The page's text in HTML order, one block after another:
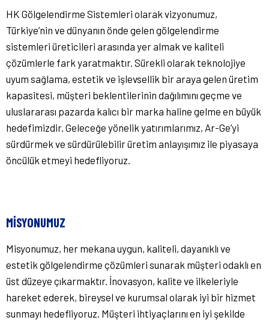
HK Gölgelendirme Sistemleri olarak vizyonumuz,
Türkiye’nin ve dünyanın önde gelen gölgelendirme
sistemleri üreticileri arasında yer almak ve kaliteli
çözümlerle fark yaratmaktır. Sürekli olarak teknolojiye
uyum sağlama, estetik ve işlevsellik bir araya gelen üretim
kapasitesi, müşteri beklentilerinin dağılımını geçme ve
uluslararası pazarda kalıcı bir marka haline gelme en büyük
hedefimizdir. Geleceğe yönelik yatırımlarımız, Ar-Ge’yi
sürdürmek ve sürdürülebilir üretim anlayışımız ile piyasaya
öncülük etmeyi hedefliyoruz.
MISYONUMUZ
Misyonumuz, her mekana uygun, kaliteli, dayanıklı ve
estetik gölgelendirme çözümleri sunarak müşteri odaklı en
üst düzeye çıkarmaktır. İnovasyon, kalite ve ilkeleriyle
hareket ederek, bireysel ve kurumsal olarak iyi bir hizmet
sunmayı hedefliyoruz. Müşteri ihtiyaçlarını en iyi şekilde